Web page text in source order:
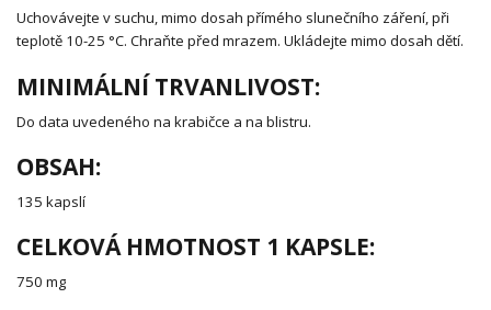
Uchovávejte v suchu, mimo dosah přímého slunečního záření, při
teplotě 10-25 °C. Chraňte před mrazem. Ukládejte mimo dosah dětí.
MINIMÁLNÍ TRVANLIVOST:
Do data uvedeného na krabičce a na blistru.
OBSAH:
135 kapslí
CELKOVÁ HMOTNOST 1 KAPSLE:
750 mg